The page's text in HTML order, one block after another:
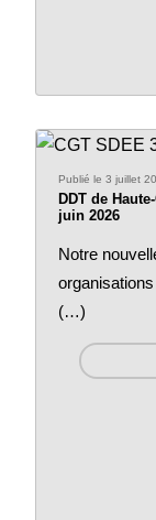
Publié le 3 juillet
DDT de
juin 2026
Notre
(…)